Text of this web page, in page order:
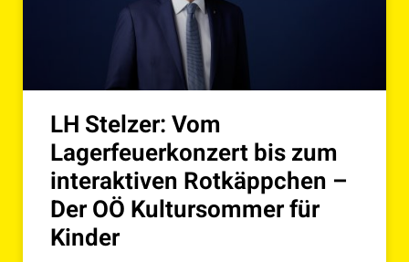
LH Stelzer: Vom
Lagerfeuerkonzert bis zum
interaktiven Rotkäppchen –
Der OÖ Kultursommer für
Kinder